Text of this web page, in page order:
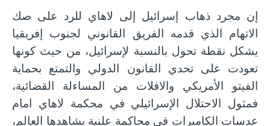
إن مجرد ذهاب إسرائيل إلى لاهاي للرد على صك
الاتهام الذي قدمه الفريق القانوني لجنوب إفريقيا
يشكل نقطة تحول بالنسبة لإسرائيل، من حيث كونها
تعودت على تحدي القانون الدولي والتمتع بحماية
الفيتو الأمريكي والافلات من المساءلة القضائية،
فمثول الاحتلال الإسرائيلي في محكمة لاهاي امام
عدسات الكاميرات في محاكمة علنية يشاهدها العالم،